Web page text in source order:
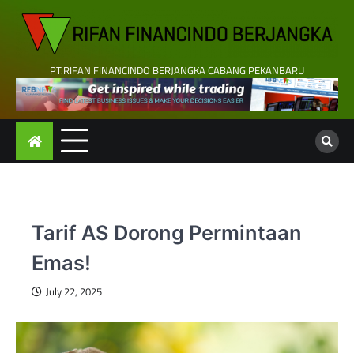
content
PT.RIFAN FINANCINDO BERJANGKA CABANG PEKANBARU
Tarif AS Dorong Permintaan
Emas!
July 22, 2025